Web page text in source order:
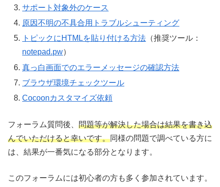
サポート対象外のケース
原因不明の不具合用トラブルシューティング
トピックにHTMLを貼り付ける方法 （推奨ツール：
notepad.pw）
真っ白画面でのエラーメッセージの確認方法
ブラウザ環境チェックツール
Cocoonカスタマイズ依頼
フォーラム質問後、 問題等が解決した場合は結果を書き込
んでいただけると幸いです。同様の問題で調べている方に
は、結果が一番気になる部分となります。
このフォーラムには初心者の方も多く参加されています。